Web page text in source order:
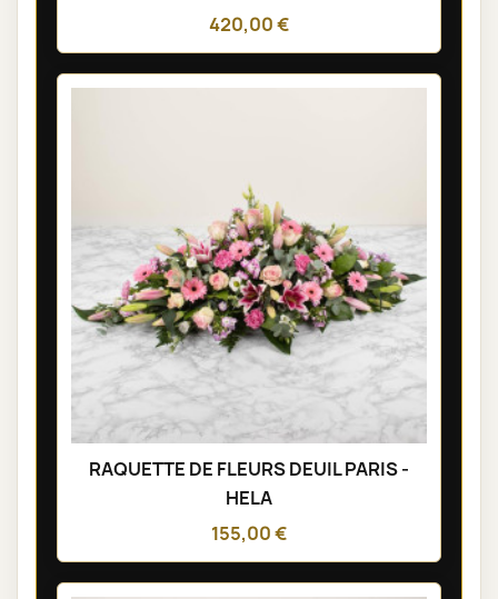
420,00 €
RAQUETTE DE FLEURS DEUIL PARIS -
HELA
155,00 €